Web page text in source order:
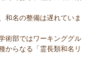
和名の整備は遅れていま
術部ではワーキンググル
からなる「霊長類和名リ